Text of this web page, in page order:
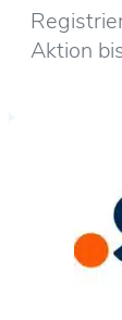
Aktion